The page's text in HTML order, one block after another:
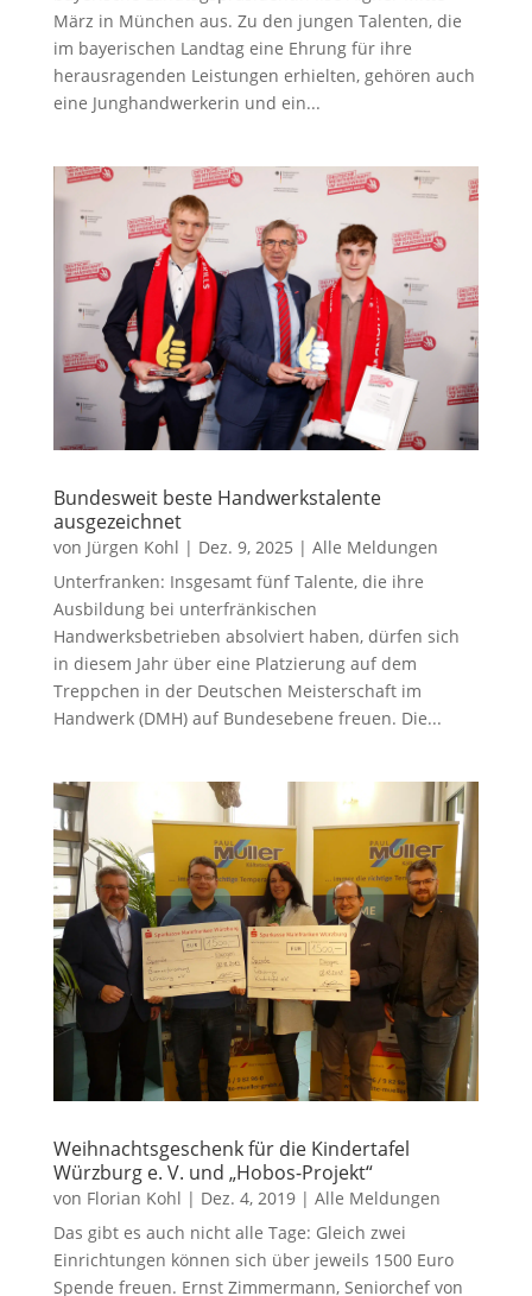
März in München aus. Zu den jungen Talenten, die
im bayerischen Landtag eine Ehrung für ihre
herausragenden Leistungen erhielten, gehören auch
eine Junghandwerkerin und ein...
Bundesweit beste Handwerkstalente
ausgezeichnet
von Jürgen Kohl | Dez. 9, 2025 | Alle Meldungen
Unterfranken: Insgesamt fünf Talente, die ihre
Ausbildung bei unterfränkischen
Handwerksbetrieben absolviert haben, dürfen sich
in diesem Jahr über eine Platzierung auf dem
Treppchen in der Deutschen Meisterschaft im
Handwerk (DMH) auf Bundesebene freuen. Die...
Weihnachtsgeschenk für die Kindertafel
Würzburg e. V. und „Hobos-Projekt“
von Florian Kohl | Dez. 4, 2019| Alle Meldungen
Das gibt es auch nicht alle Tage: Gleich zwei
Einrichtungen können sich über jeweils 1500 Euro
Spende freuen. Ernst Zimmermann, Seniorchef von